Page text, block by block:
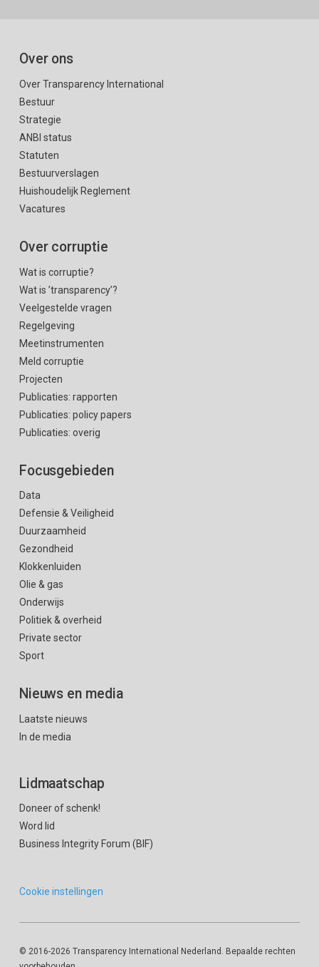
Over ons
Over Transparency International
Bestuur
Strategie
ANBI status
Statuten
Bestuurverslagen
Huishoudelijk Reglement
Vacatures
Over corruptie
Wat is corruptie?
Wat is ’transparency’?
Veelgestelde vragen
Regelgeving
Meetinstrumenten
Meld corruptie
Projecten
Publicaties: rapporten
Publicaties: policy papers
Publicaties: overig
Focusgebieden
Data
Defensie & Veiligheid
Duurzaamheid
Gezondheid
Klokkenluiden
Olie & gas
Onderwijs
Politiek & overheid
Private sector
Sport
Nieuws en media
Laatste nieuws
In de media
Lidmaatschap
Doneer of schenk!
Word lid
Business Integrity Forum (BIF)
Cookie instellingen
© 2016-2026 Transparency International Nederland. Bepaalde rechten